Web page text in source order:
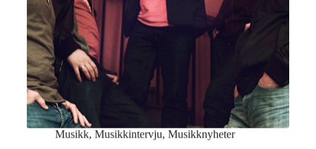
Musikk, Musikkintervju, Musikknyheter